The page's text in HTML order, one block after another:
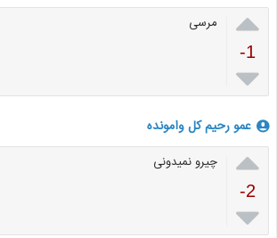

-1

مرسی
عمو رحیم کل وامونده

-2

چیرو نمیدونی